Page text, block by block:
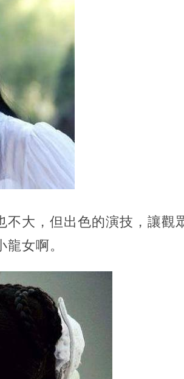
大，但出色的演技，讓觀
女啊。